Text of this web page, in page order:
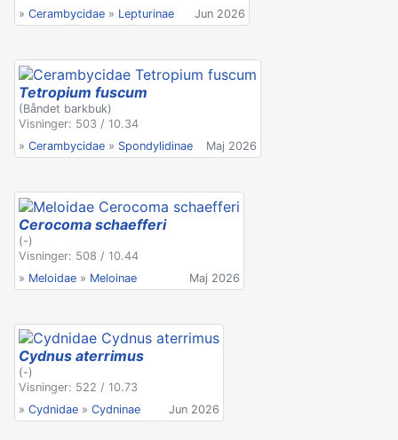
» Cerambycidae » Lepturinae Jun 2026
Tetropium fuscum
(Båndet barkbuk)
Visninger: 503 / 10.34
» Cerambycidae » Spondylidinae Maj 2026
Cerocoma schaefferi
(-)
Visninger: 508 / 10.44
» Meloidae » Meloinae Maj 2026
Cydnus aterrimus
(-)
Visninger: 522 / 10.73
» Cydnidae » Cydninae Jun 2026